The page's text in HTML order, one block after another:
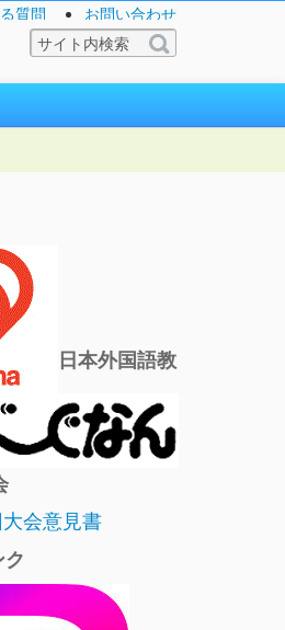
質問 お問い合わせ
日本外国語教
会意見書
ク